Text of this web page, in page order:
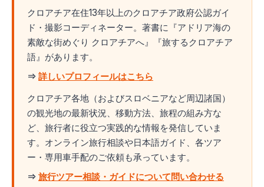
クロアチア在住13年以上のクロアチア政府公認ガイ
ド・撮影コーディネーター。著書に『アドリア海の
素敵な街めぐり クロアチアへ』『旅するクロアチア
語』があります。
⇒ 詳しいプロフィールはこちら
クロアチア各地（およびスロベニアなど周辺諸国）
の観光地の最新状況、移動方法、旅程の組み方な
ど、旅行者に役立つ実践的な情報を発信していま
す。オンライン旅行相談や日本語ガイド、各ツア
ー・専用車手配のご依頼も承っています。
⇒ 旅行ツアー相談・ガイドについて問い合わせる